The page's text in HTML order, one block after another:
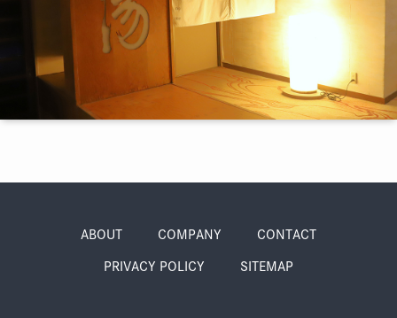
季節・まち まち・スポット
ABOUT COMPANY CONTACT
PRIVACY POLICY SITEMAP